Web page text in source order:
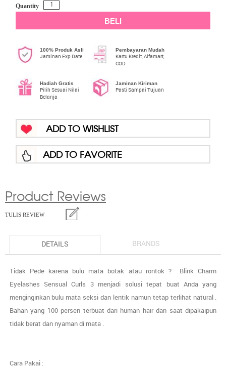
Quantity
BELI
100% Produk Asli
Jaminan Exp Date
Pembayaran Mudah
Kartu Kredit, Alfamart,
COD
Hadiah Gratis
Pilih Sesuai Nilai
Belanja
Jaminan Kiriman
Pasti Sampai Tujuan
ADD TO WISHLIST
ADD TO FAVORITE
Product Reviews
TULIS REVIEW
DETAILS BRANDS
Tidak Pede karena bulu mata botak atau rontok ?
Blink Charm
Eyelashes Sensual Curls 3 menjadi solusi tepat buat Anda yang
menginginkan bulu mata seksi dan lentik namun tetap terlihat natural .
Bahan yang 100 persen terbuat dari human hair dan saat dipakaipun
tidak berat dan nyaman di mata .
Cara Pakai :